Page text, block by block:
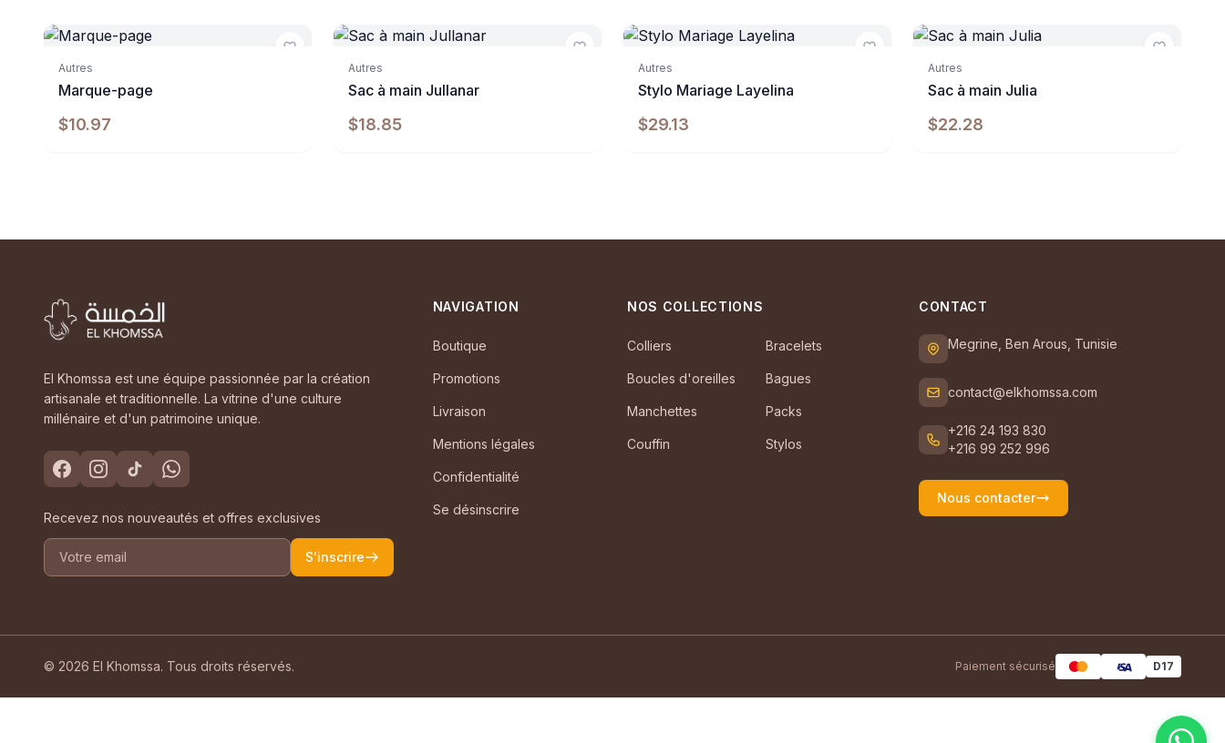
Autres
Marque-page
$10.97
Autres
Sac à main Jullanar
$18.85
Autres
Stylo Mariage Layelina
$29.13
Autres
Sac à main Julia
$22.28
El Khomssa est une équipe passionnée par la création
artisanale et traditionnelle. La vitrine d'une culture
millénaire et d'un patrimoine unique.
Recevez nos nouveautés et offres exclusives
S'inscrire
NAVIGATION
Boutique
Promotions
Livraison
Mentions légales
Confidentialité
Se désinscrire
NOS COLLECTIONS
Colliers Bracelets
Boucles d'oreilles Bagues
Manchettes Packs
Couffin Stylos
CONTACT
Megrine, Ben Arous, Tunisie
contact@elkhomssa.com
+216 24 193 830
+216 99 252 996
Nous contacter
© 2026 El Khomssa. Tous droits réservés. Paiement sécurisé D17